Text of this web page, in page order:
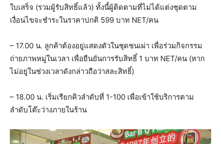
ใบเสร็จ (รวมผู้รับสิทธิ์แล้ว) ทั้งนี้ผู้ติดตามที่ไม่ได้แต่งชุดตาม
เงื่อนไขจะชำระในราคาปกติ 599 บาท NET/คน
– 17.00 น. ลูกค้าต้องอยู่แสดงตัวในชุดชนเผ่า เพื่อร่วมกิจกรรม
ถ่ายภาพหมู่ในเวลา เพื่อยืนยันการรับสิทธิ์ 1 บาท NET/คน (หาก
ไม่อยู่ในช่วงเวลาดังกล่าวถือว่าสละสิทธิ์)
– 18.00 น. เริ่มเรียกคิวลำดับที่ 1-100 เพื่อเข้าใช้บริการตาม
ลำดับโต๊ะว่างภายในร้าน